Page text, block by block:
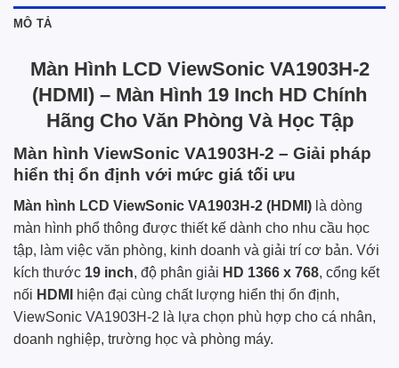
MÔ TẢ
Màn Hình LCD ViewSonic VA1903H-2
(HDMI) – Màn Hình 19 Inch HD Chính
Hãng Cho Văn Phòng Và Học Tập
Màn hình ViewSonic VA1903H-2 – Giải pháp
hiển thị ổn định với mức giá tối ưu
Màn hình LCD ViewSonic VA1903H-2 (HDMI) là dòng
màn hình phổ thông được thiết kế dành cho nhu cầu học
tập, làm việc văn phòng, kinh doanh và giải trí cơ bản. Với
kích thước 19 inch, độ phân giải HD 1366 x 768, cổng kết
nối HDMI
hiện đại cùng chất lượng hiển thị ổn định,
ViewSonic VA1903H-2 là lựa chọn phù hợp cho cá nhân,
doanh nghiệp, trường học và phòng máy.